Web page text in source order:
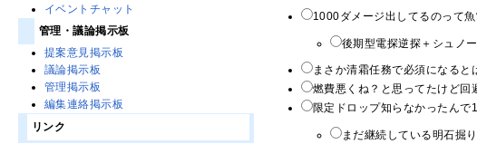
1000ダメージ出してるのって
後期型電探逆探＋シュノ
まさか清霜任務で必須になる
燃費悪くね？と思ってたけど
限定ドロップ知らなかったん
まだ継続している明石掘
イベントチャット
管理・議論掲示板
提案意見掲示板
議論掲示板
管理掲示板
編集連絡掲示板
リンク